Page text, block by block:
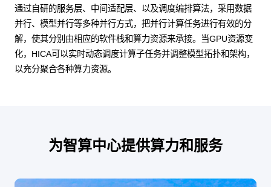
通过自研的服务层、中间适配层、以及调度编排算法，采用数据
并行、模型并行等多种并行方式，把并行计算任务进行有效的分
解，使其分别由相应的软件栈和算力资源来承接。当GPU资源变
化，HICA可以实时动态调度计算子任务并调整模型拓扑和架构，
以充分聚合各种算力资源。
为智算中心提供算力和服务